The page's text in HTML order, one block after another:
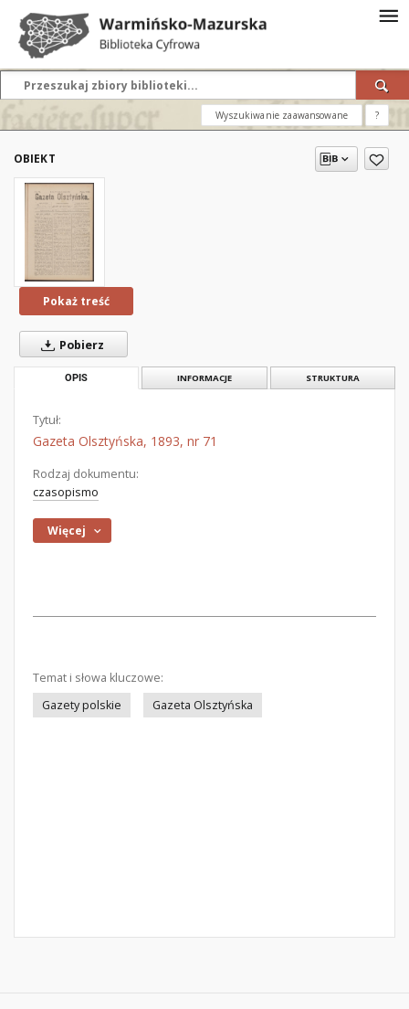
Wyszukiwanie zaawansowane ?
OBIEKT
Pokaż treść
Pobierz
OPIS INFORMACJE STRUKTURA
Tytuł:
Gazeta Olsztyńska, 1893, nr 71
Rodzaj dokumentu:
czasopismo
Więcej
Temat i słowa kluczowe:
Gazety polskie
Gazeta Olsztyńska